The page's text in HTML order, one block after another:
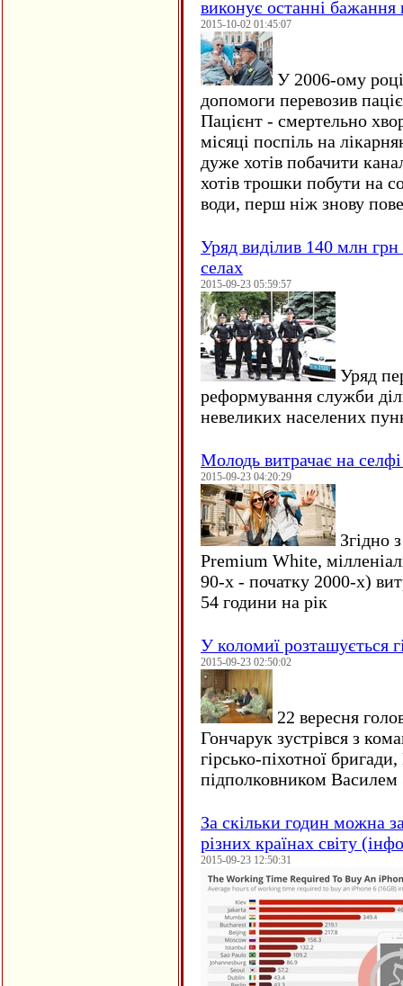
виконує останні
2015-10-02 01:45:07
У 2006-ому
допомоги перевозив
Пацієнт - смертельно
місяці поспіль на
дуже хотів побачити
хотів трошки побути на
води, перш ніж знову
Уряд виділив 140 млн
селах
2015-09-23 05:59:57
Уряд
реформування служби
невеликих населених
Молодь витрачає на
2015-09-23 04:20:29
Згідно
Premium White,
90-х - початку 2000-х)
54 години на рік
У коломиї розташується
2015-09-23 02:50:02
22 вересня
Гончарук зустрівся з
гірсько-піхотної
підполковником
За скільки годин можна
різних країнах світу
2015-09-23 12:50:31